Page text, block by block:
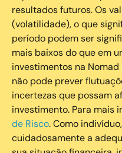
resultados futuros. Os
(volatilidade), o que
período podem ser
mais baixos do que em
investimentos na
não pode prever
incertezas que possam
investimento. Para mais
de Risco. Como
cuidadosamente a